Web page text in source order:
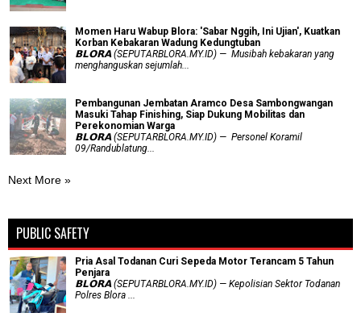
Momen Haru Wabup Blora: ​'Sabar Nggih, Ini Ujian', Kuatkan
Korban Kebakaran Wadung Kedungtuban
𝗕𝗟𝗢𝗥𝗔 (SEPUTARBLORA.MY.ID) — Musibah kebakaran yang
menghanguskan sejumlah...
Pembangunan Jembatan Aramco Desa Sambongwangan
Masuki Tahap Finishing, Siap Dukung Mobilitas dan
Perekonomian Warga
𝗕𝗟𝗢𝗥𝗔 (SEPUTARBLORA.MY.ID) — Personel Koramil
09/Randublatung...
Next More »
PUBLIC SAFETY
Pria Asal Todanan Curi Sepeda Motor Terancam 5 Tahun
Penjara
𝗕𝗟𝗢𝗥𝗔 (SEPUTARBLORA.MY.ID) — Kepolisian Sektor Todanan
Polres Blora ...